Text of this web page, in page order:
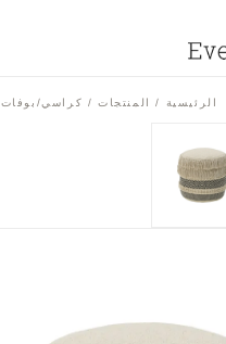
الرئيسية / المنتجات / كراسي/بوفات